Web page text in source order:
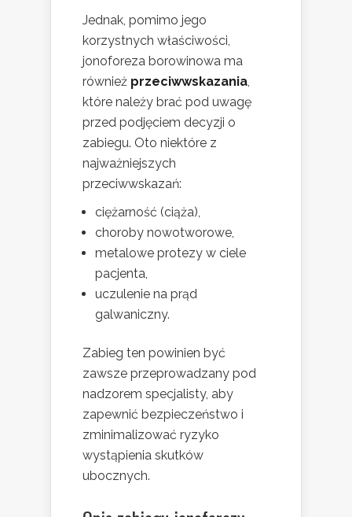
Jednak, pomimo jego
korzystnych właściwości,
jonoforeza borowinowa ma
również przeciwwskazania,
które należy brać pod uwagę
przed podjęciem decyzji o
zabiegu. Oto niektóre z
najważniejszych
przeciwwskazań:
ciężarność (ciąża),
choroby nowotworowe,
metalowe protezy w ciele
pacjenta,
uczulenie na prąd
galwaniczny.
Zabieg ten powinien być
zawsze przeprowadzany pod
nadzorem specjalisty, aby
zapewnić bezpieczeństwo i
zminimalizować ryzyko
wystąpienia skutków
ubocznych.